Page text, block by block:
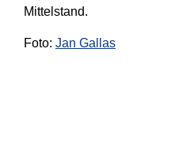
Mittelstand.
Foto: Jan Gallas